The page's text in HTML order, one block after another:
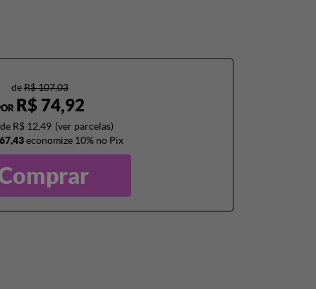
deR$ 107,03
R$ 74,92
R$ 12,49 (ver parcelas)
economize 10% no Pix